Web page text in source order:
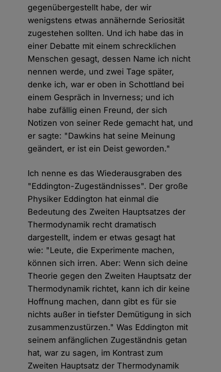
gegenübergestellt habe, der wir
wenigstens etwas annähernde Seriosität
zugestehen sollten. Und ich habe das in
einer Debatte mit einem schrecklichen
Menschen gesagt, dessen Name ich nicht
nennen werde, und zwei Tage später,
denke ich, war er oben in Schottland bei
einem Gespräch in Inverness; und ich
habe zufällig einen Freund, der sich
Notizen von seiner Rede gemacht hat, und
er sagte: "Dawkins hat seine Meinung
geändert, er ist ein Deist geworden."
Ich nenne es das Wiederausgraben des
"Eddington-Zugeständnisses". Der große
Physiker Eddington hat einmal die
Bedeutung des Zweiten Hauptsatzes der
Thermodynamik recht dramatisch
dargestellt, indem er etwas gesagt hat
wie: "Leute, die Experimente machen,
können sich irren. Aber: Wenn sich deine
Theorie gegen den Zweiten Hauptsatz der
Thermodynamik richtet, kann ich dir keine
Hoffnung machen, dann gibt es für sie
nichts außer in tiefster Demütigung in sich
zusammenzustürzen." Was Eddington mit
seinem anfänglichen Zugeständnis getan
hat, war zu sagen, im Kontrast zum
Zweiten Hauptsatz der Thermodynamik